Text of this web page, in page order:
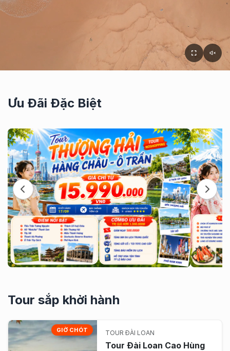
Ưu Đãi Đặc Biệt
Tour sắp khởi hành
GIỜ CHÓT TOUR ĐÀI LOAN
Tour Đài Loan Cao Hùng